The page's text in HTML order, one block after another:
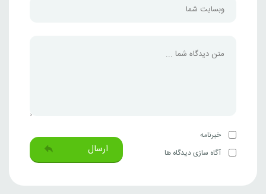
خبرنامه
آگاه سازی دیدگاه ها
ارسال